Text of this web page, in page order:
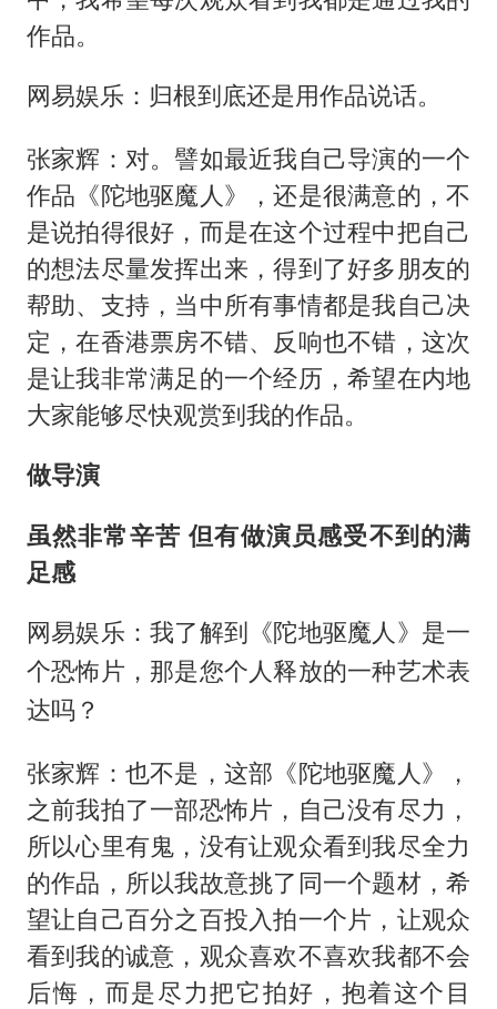
作品。
网易娱乐：归根到底还是用作品说话。
张家辉：对。譬如最近我自己导演的一个
作品《陀地驱魔人》，还是很满意的，不
是说拍得很好，而是在这个过程中把自己
的想法尽量发挥出来，得到了好多朋友的
帮助、支持，当中所有事情都是我自己决
定，在香港票房不错、反响也不错，这次
是让我非常满足的一个经历，希望在内地
大家能够尽快观赏到我的作品。
做导演
虽然非常辛苦 但有做演员感受不到的满
足感
网易娱乐：我了解到《陀地驱魔人》是一
个恐怖片，那是您个人释放的一种艺术表
达吗？
张家辉：也不是，这部《陀地驱魔人》，
之前我拍了一部恐怖片，自己没有尽力，
所以心里有鬼，没有让观众看到我尽全力
的作品，所以我故意挑了同一个题材，希
望让自己百分之百投入拍一个片，让观众
看到我的诚意，观众喜欢不喜欢我都不会
后悔，而是尽力把它拍好，抱着这个目